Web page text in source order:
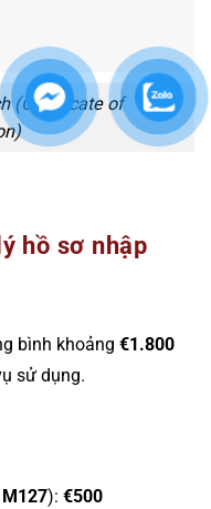
(Certificate of
hồ sơ nhập
bình khoảng €1.800
sử dụng.
): €500